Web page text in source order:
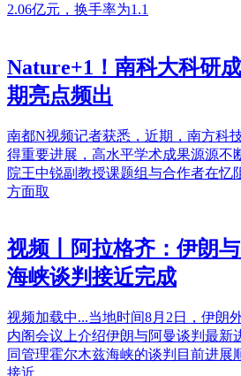
2.06亿元，换手率为1.1
Nature+1！南科大科研
期亮点频出
南都N视频记者获悉，近期，南方科
得重要进展，高水平学术成果源源不
院王中锐副教授课题组与合作者在忆
方面取
视频丨阿拉格齐：伊朗
海峡谈判接近完成
视频加载中...当地时间8月2日，伊朗
内阁会议上介绍伊朗与阿曼谈判最新
同管理霍尔木兹海峡的谈判目前进展